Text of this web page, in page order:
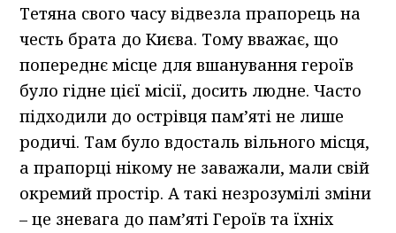
Тетяна свого часу відвезла прапорець на
честь брата до Києва. Тому вважає, що
попереднє місце для вшанування героїв
було гідне цієї місії, досить людне. Часто
підходили до острівця пам’яті не лише
родичі. Там було вдосталь вільного місця,
а прапорці нікому не заважали, мали свій
окремий простір. А такі незрозумілі зміни
– це зневага до пам’яті Героїв та їхніх